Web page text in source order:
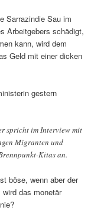
Sarrazindie Sau im
Arbeitgebers schädigt,
kann, wird dem
Geld mit einer dicken
gestern
spricht im Interview mit
Migranten und
Kitas an.
böse, wenn aber der
das monetär